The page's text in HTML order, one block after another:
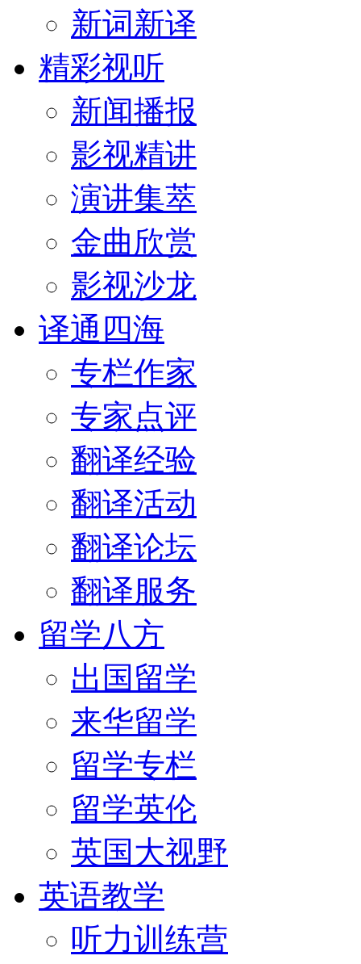
新词新译
精彩视听
新闻播报
影视精讲
演讲集萃
金曲欣赏
影视沙龙
译通四海
专栏作家
专家点评
翻译经验
翻译活动
翻译论坛
翻译服务
留学八方
出国留学
来华留学
留学专栏
留学英伦
英国大视野
英语教学
听力训练营